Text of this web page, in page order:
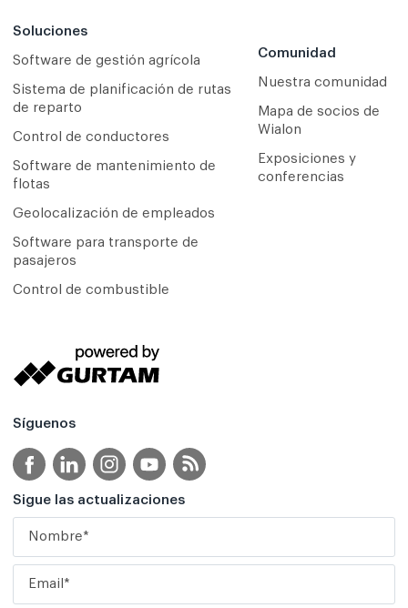
Soluciones
Software de gestión agrícola
Sistema de planificación de rutas
de reparto
Сontrol de conductores
Software de mantenimiento de
flotas
Geolocalización de empleados
Software para transporte de
pasajeros
Control de combustible
Comunidad
Nuestra comunidad
Mapa de socios de
Wialon
Exposiciones y
conferencias
Síguenos
Sigue las actualizaciones